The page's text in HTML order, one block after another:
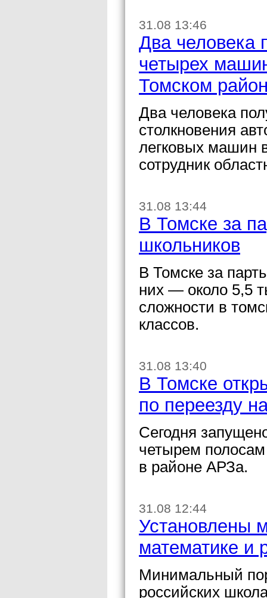
31.08 13:46
Два человека
четырех
Томском
Два человека
столкновения
легковых машин
сотрудник
31.08 13:44
В Томске за
школьников
В Томске за
них — около 5,5
сложности в
классов.
31.08 13:40
В Томске
по переезду
Сегодня
четырем
в районе АРЗа.
31.08 12:44
Установлены
математике и
Минимальный
российских